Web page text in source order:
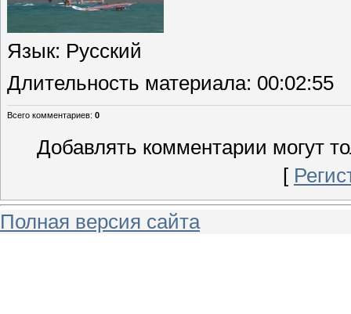
Язык: Русский
Длительность материала: 00:02:55
Всего комментариев: 0
Добавлять комментарии могут
[
Полная версия сайта